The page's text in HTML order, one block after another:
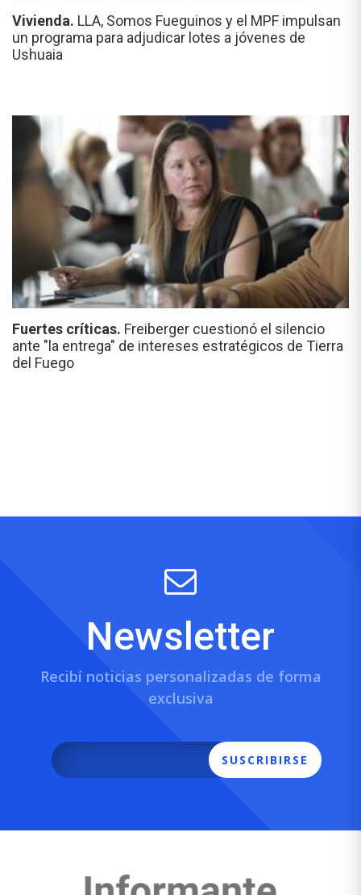
Vivienda. LLA, Somos Fueguinos y el MPF impulsan
un programa para adjudicar lotes a jóvenes de
Ushuaia
Fuertes críticas. Freiberger cuestionó el silencio
ante "la entrega" de intereses estratégicos de Tierra
del Fuego
Newsletter
Recibí noticias personalizadas de forma
exclusiva
SUSCRIBIRSE